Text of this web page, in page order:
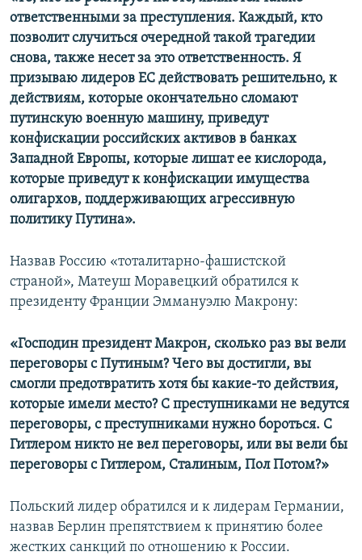
ответственными за преступления. Каждый, кто
позволит случиться очередной такой трагедии
снова, также несет за это ответственность. Я
призываю лидеров ЕС действовать решительно, к
действиям, которые окончательно сломают
путинскую военную машину, приведут
конфискации российских активов в банках
Западной Европы, которые лишат ее кислорода,
которые приведут к конфискации имущества
олигархов, поддерживающих агрессивную
политику Путина».
Назвав Россию «тоталитарно-фашистской
страной», Матеуш Моравецкий обратился к
президенту Франции Эммануэлю Макрону:
«Господин президент Макрон, сколько раз вы вели
переговоры с Путиным? Чего вы достигли, вы
смогли предотвратить хотя бы какие-то действия,
которые имели место? С преступниками не ведутся
переговоры, с преступниками нужно бороться. С
Гитлером никто не вел переговоры, или вы вели бы
переговоры с Гитлером, Сталиным, Пол Потом?»
Польский лидер обратился и к лидерам Германии,
назвав Берлин препятствием к принятию более
жестких санкций по отношению к России.